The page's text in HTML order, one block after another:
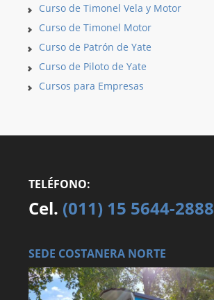
Curso de Timonel Vela y Motor
Curso de Timonel Motor
Curso de Patrón de Yate
Curso de Piloto de Yate
Cursos para Empresas
TELÉFONO:
Cel. (011) 15 5644-2888
SEDE COSTANERA NORTE